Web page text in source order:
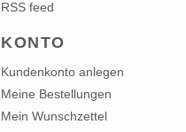
RSS feed
KONTO
Kundenkonto anlegen
Meine Bestellungen
Mein Wunschzettel